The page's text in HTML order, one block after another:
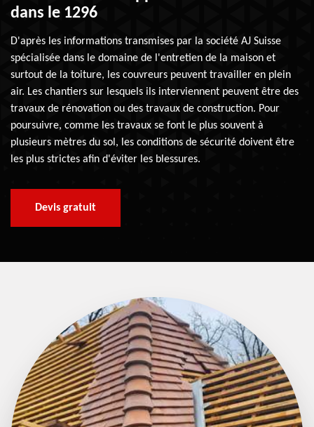
dans le 1296
D'après les informations transmises par la société AJ Suisse
spécialisée dans le domaine de l'entretien de la maison et
surtout de la toiture, les couvreurs peuvent travailler en plein
air. Les chantiers sur lesquels ils interviennent peuvent être des
travaux de rénovation ou des travaux de construction. Pour
poursuivre, comme les travaux se font le plus souvent à
plusieurs mètres du sol, les conditions de sécurité doivent être
les plus strictes afin d'éviter les blessures.
Devis gratuit